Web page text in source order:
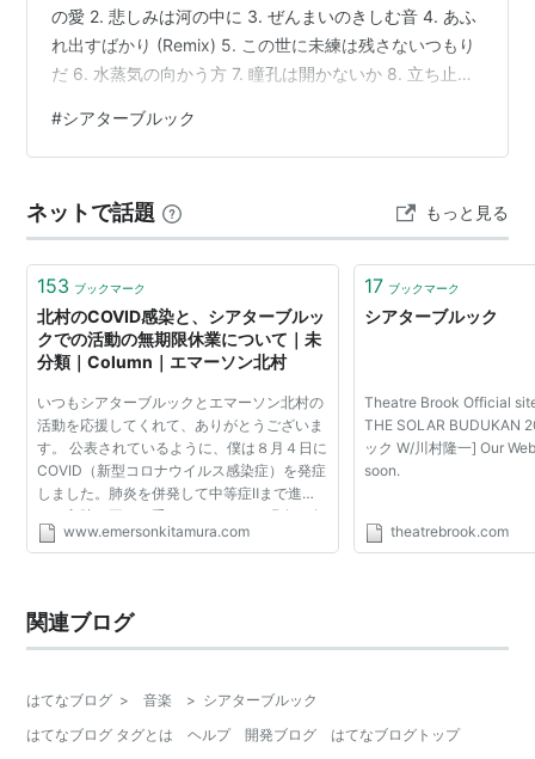
シングル
CALM DOWN（1995年6月）ASIN:B00005G4JA
あふれ出すばかり（1995年11月）
捨てちまえ（1997年5月）
ASIN:B00005G50U
SOUL DIVER（1998年6月）
ASIN:B00005G4OH
まぶたの裏に（1998年10月）ASIN:B00005G53H
ノックし続ける男（1999年1月）
ありったけの愛（2000年2月） ASIN:B00005G4S6
心臓の目覚める時/ただの道（2000年3月）
ASIN:B00005G4SP
オレタチフューチャー（2003年5月）
ASIN:B000091L5U
ASIN:B0008JH4PW
の愛 2. 悲しみは河の中に 3. ぜんまいのきしむ音 4. あふ
れ出すばかり (Remix) 5. この世に未練は残さないつもり
だ 6. 水蒸気の向かう方 7. 瞳孔は開かないか 8. 立ち止ま
まばたき 12. 涙の海 13. けものみち ※これは2020/7/3投
稿した記事のリライト記事です。 掲載アーティスト一覧
つ買…
#シアターブルック
ネットで話題 もっと見る
153 ブックマーク
北村のCOVID感染と、シアターブルッ
クでの活動の無期限休業について｜未
分類｜Column｜エマーソン北村
いつもシアターブルックとエマーソン北村の
活動を応援してくれて、ありがとうございま
す。 公表されているように、僕は８月４日に
COVID（新型コロナウイルス感染症）を発症
しました。肺炎を併発して中等症Ⅱまで進
み、入院を要する重いものでした。現在も自
宅で体力の回復と後遺症の防止につとめてお
www.emersonkitamura.com
17 ブックマーク
シアターブルック
Theatre Brook Official
THE SOLAR BUDUKAN
ック W/川村隆一] Our
soon.
theatrebrook.com
関連ブログ
はてなブログ > 音楽 > シアターブルック
はてなブログ タグとは
ヘルプ 開発ブログ はてなブログトップ